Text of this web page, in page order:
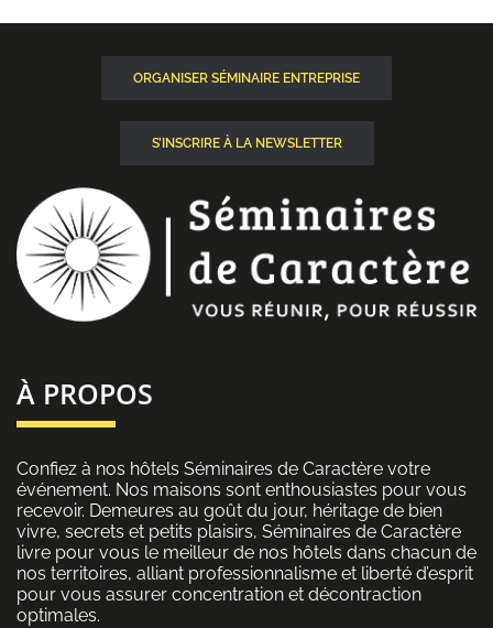
ORGANISER SÉMINAIRE ENTREPRISE
S’INSCRIRE À LA NEWSLETTER
À PROPOS
Confiez à nos hôtels Séminaires de Caractère votre
événement. Nos maisons sont enthousiastes pour vous
recevoir. Demeures au goût du jour, héritage de bien
vivre, secrets et petits plaisirs, Séminaires de Caractère
livre pour vous le meilleur de nos hôtels dans chacun de
nos territoires, alliant professionnalisme et liberté d’esprit
pour vous assurer concentration et décontraction
optimales.